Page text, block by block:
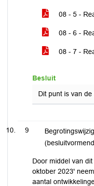
08 - 5 -
08 - 6 -
08 - 7 -
Besluit
Dit punt is van de
9
Door middel van
oktober 2023'
aantal